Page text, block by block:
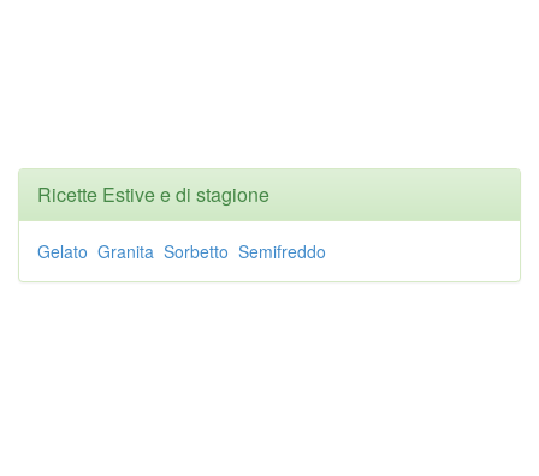
Ricette Estive e di stagione
Gelato Granita Sorbetto Semifreddo